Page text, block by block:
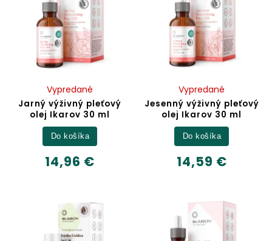
Jarný výživný pleťový
olej Ikarov 30 ml
Vypredané
14,96 €
Do košíka
Jesenný výživný pleťový
olej Ikarov 30 ml
Vypredané
14,59 €
Do košíka